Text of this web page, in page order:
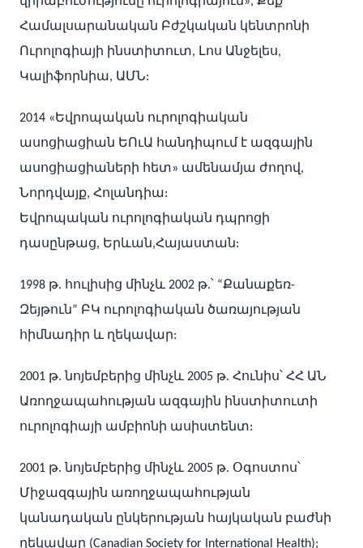
Համալսարանական Բժշկական կենտրոնի
Ուրոլոգիայի ինստիտուտ, Լոս Անջելես,
Կալիֆորնիա, ԱՄՆ:
2014 «Եվրոպական ուրոլոգիական
ասոցիացիան ԵՈւԱ հանդիպում է ազգային
ասոցիացիաների հետ» ամենամյա ժողով,
Նորդվայք, Հոլանդիա:
Եվրոպական ուրոլոգիական դպրոցի
դասընթաց, Երևան,Հայաստան:
1998 թ. հուլիսից մինչև 2002 թ.՝ “Քանաքեռ-
Զեյթուն” ԲԿ ուրոլոգիական ծառայության
հիմնադիր և ղեկավար:
2001 թ. նոյեմբերից մինչև 2005 թ. Հունիս՝ ՀՀ ԱՆ
Առողջապահության ազգային ինստիտուտի
ուրոլոգիայի ամբիոնի ասիստենտ:
2001 թ. նոյեմբերից մինչև 2005 թ. Օգոստոս՝
Միջազգային առողջապահության
կանադական ընկերության հայկական բաժնի
ղեկավար (Canadian Society for International Health);